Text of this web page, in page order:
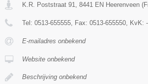
K.R. Poststraat 91 8441 EN Heerenveen (
Tel: 0513-655555 , Fax: 0513-655550 , KvK: -
E-mailadres onbekend
Website onbekend
Beschrijving onbekend